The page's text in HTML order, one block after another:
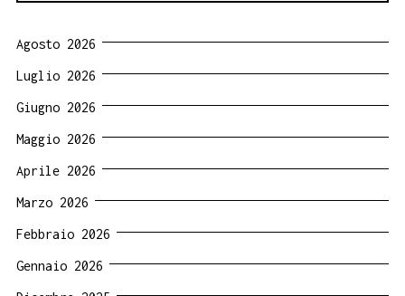
Agosto 2026
Luglio 2026
Giugno 2026
Maggio 2026
Aprile 2026
Marzo 2026
Febbraio 2026
Gennaio 2026